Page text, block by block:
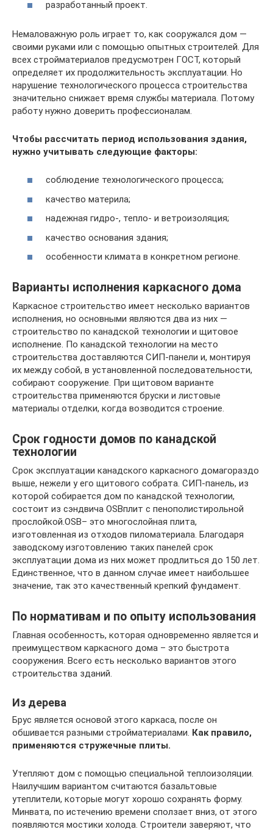
разработанный проект.
Немаловажную роль играет то, как сооружался дом —
своими руками или с помощью опытных строителей. Для
всех стройматериалов предусмотрен ГОСТ, который
определяет их продолжительность эксплуатации. Но
нарушение технологического процесса строительства
значительно снижает время службы материала. Потому
работу нужно доверить профессионалам.
Чтобы рассчитать период использования здания,
нужно учитывать следующие факторы:
соблюдение технологического процесса;
качество материла;
надежная гидро-, тепло- и ветроизоляция;
качество основания здания;
особенности климата в конкретном регионе.
Варианты исполнения каркасного дома
Каркасное строительство имеет несколько вариантов
исполнения, но основными являются два из них —
строительство по канадской технологии и щитовое
исполнение. По канадской технологии на место
строительства доставляются СИП-панели и, монтируя
их между собой, в установленной последовательности,
собирают сооружение. При щитовом варианте
строительства применяются бруски и листовые
материалы отделки, когда возводится строение.
Срок годности домов по канадской
технологии
Срок эксплуатации канадского каркасного домагораздо
выше, нежели у его щитового собрата. СИП-панель, из
которой собирается дом по канадской технологии,
состоит из сэндвича OSBплит с пенополистирольной
прослойкой.OSB– это многослойная плита,
изготовленная из отходов пиломатериала. Благодаря
заводскому изготовлению таких панелей срок
эксплуатации дома из них может продлиться до 150 лет.
Единственное, что в данном случае имеет наибольшее
значение, так это качественный крепкий фундамент.
По нормативам и по опыту использования
Главная особенность, которая одновременно является и
преимуществом каркасного дома – это быстрота
сооружения. Всего есть несколько вариантов этого
строительства зданий.
Из дерева
Брус является основой этого каркаса, после он
обшивается разными стройматериалами. Как правило,
применяются стружечные плиты.
Утепляют дом с помощью специальной теплоизоляции.
Наилучшим вариантом считаются базальтовые
утеплители, которые могут хорошо сохранять форму.
Минвата, по истечению времени сползает вниз, от этого
появляются мостики холода. Строители заверяют, что